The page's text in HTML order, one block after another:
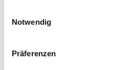
Notwendig
Präferenzen